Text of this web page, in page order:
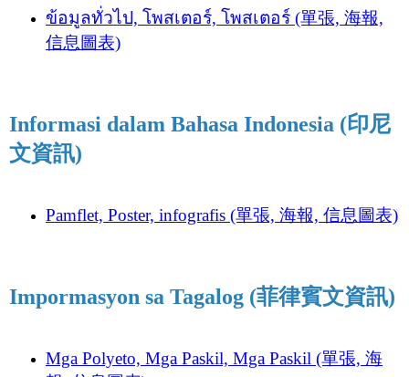
ข้อมูลทั่วไป, โพสเตอร์, โพสเตอร์ (單張, 海報,
信息圖表)
Informasi dalam Bahasa Indonesia (印尼
文資訊)
Pamflet, Poster, infografis (單張, 海報, 信息圖表)
Impormasyon sa Tagalog (菲律賓文資訊)
Mga Polyeto, Mga Paskil, Mga Paskil (單張, 海